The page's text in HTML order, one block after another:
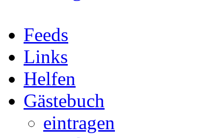
Feeds
Links
Helfen
Gästebuch
eintragen